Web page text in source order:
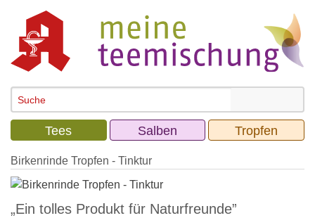
Tees Salben Tropfen
Birkenrinde Tropfen - Tinktur
„Ein tolles Produkt für Naturfreunde”